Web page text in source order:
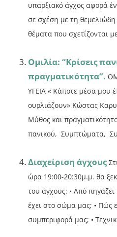
υπαρξιακό άγχος αφορά
σε σχέση με τη
θέματα που σχετίζονται
Ομιλία: “Κρίσεις
πραγματικότητα”.
ΥΓΕΙΑ « Κάποτε μέσα μου
ουρλιάζουν» Κώστας
Μύθος και
πανικού, Συμπτώματα,
Διαχείριση άγχους
ώρα 19:00-20:30μ.μ. θα
του άγχους: • Από πηγάζει
έχει στο σώμα μας; • Πώς
συμπεριφορά μας; •